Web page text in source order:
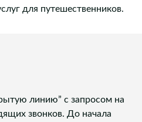
для путешественников.
линию” с запросом на
звонков. До начала